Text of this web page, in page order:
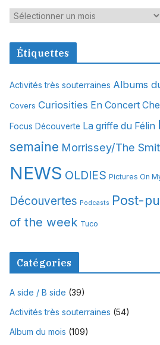
A
c
v
e
Étiquettes
Activités très souterraines Albums
Covers Curiosities En Concert
Focus Découverte La griffe du Félin
semaine Morrissey/The
NEWS OLDIES Pictures On
Découvertes Podcasts Post-
of the week Tuco
Catégories
A side / B side (39)
Activités très souterraines (54)
Album du mois (109)